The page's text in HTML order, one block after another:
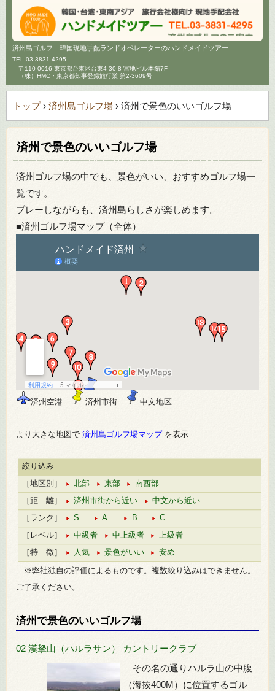
済州島ゴルフ 韓国現地手配ランドオペレーターのハンドメイドツアー
TEL. 03-3831-4295
〒110-0016 東京都台東区台東4-30-8 宮地ビル本館7F
（株）HMC・東京都知事登録旅行業 第2-3609号
トップ› 済州島ゴルフ場 › 済州で景色のいいゴルフ場
済州で景色のいいゴルフ場
済州ゴルフ場の中でも、景色がいい、おすすめゴルフ場一
覧です。
プレーしながらも、済州島らしさが楽しめます。
■済州ゴルフ場マップ（全体）
済州空港 済州市街 中文地区
より大きな地図で 済州島ゴルフ場マップ を表示
絞り込み
［地区別］
北部 東部
南西部
［距 離］
済州市街から近い
中文から近い
［ランク］
S A B
C
［レベル］
中級者 中上級者
上級者
［特 徴］
人気 景色がいい 安め
※弊社独自の評価によるものです。複数絞り込みはできません。
ご了承ください。
済州で景色のいいゴルフ場
02 漢拏山（ハルラサン） カントリークラブ
その名の通りハルラ山の中腹
（海抜400M）に位置するゴル